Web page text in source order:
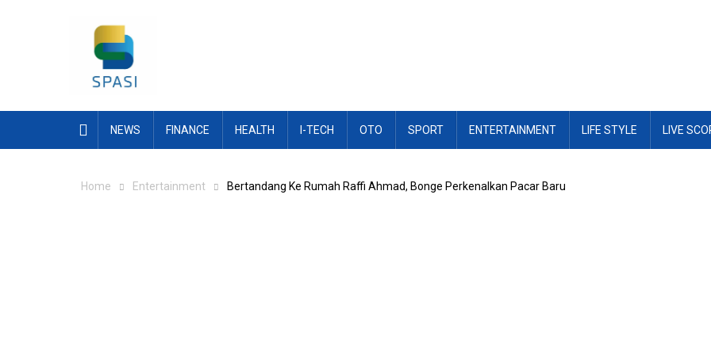
NEWS FINANCE HEALTH I-TECH OTO SPORT ENTERTAINMENT LIFE STYLE LIVE
Home Entertainment Bertandang Ke Rumah Raffi Ahmad, Bonge Perkenalkan Pacar Baru